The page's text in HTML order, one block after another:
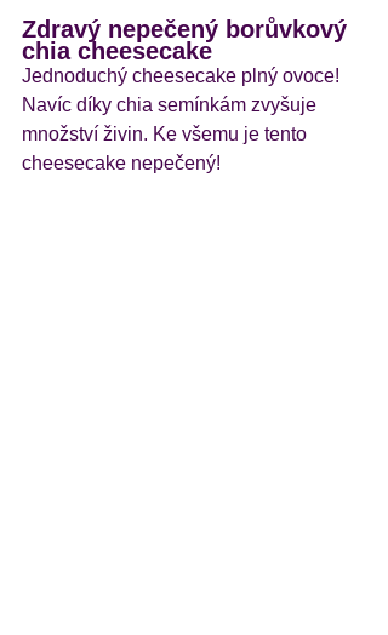
Zdravý nepečený borůvkový
chia cheesecake
Jednoduchý cheesecake plný ovoce!
Navíc díky chia semínkám zvyšuje
množství živin. Ke všemu je tento
cheesecake nepečený!